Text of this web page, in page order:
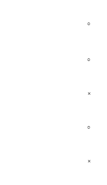
○
○
×
○
×